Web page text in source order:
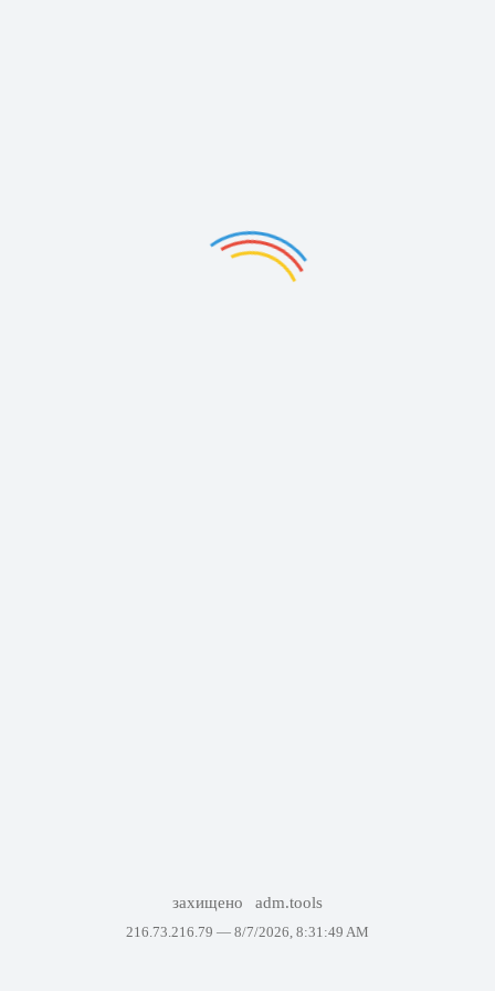
захищено adm.tools
216.73.216.79 — 8/7/2026, 8:31:49 AM